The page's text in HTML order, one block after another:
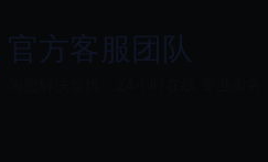
官方客服团队